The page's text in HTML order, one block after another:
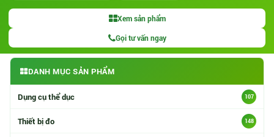
Xem sản phẩm
Gọi tư vấn ngay
DANH MỤC SẢN PHẨM
Danh mục sản phẩm
Dụng cụ thể dục 107
Thiết bị đo 148